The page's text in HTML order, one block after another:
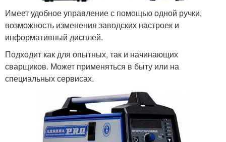
Имеет удобное управление с помощью одной ручки,
возможность изменения заводских настроек и
информативный дисплей.
Подходит как для опытных, так и начинающих
сварщиков. Может применяться в быту или на
специальных сервисах.